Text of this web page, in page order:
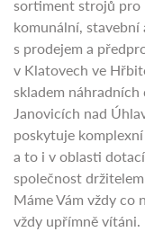
sortiment strojů pro
komunální, stavební
s prodejem a
v Klatovech ve
skladem náhradních
Janovicích nad
poskytuje
a to i v oblasti
společnost
Máme Vám vždy
vždy upřímně vítáni.